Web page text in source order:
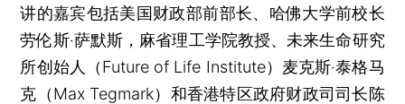
讲的嘉宾包括美国财政部前部长、哈佛大学前校长
劳伦斯‧萨默斯，麻省理工学院教授、未来生命研究
所创始人（Future of Life Institute）麦克斯‧泰格马
克（Max Tegmark）和香港特区政府财政司司长陈